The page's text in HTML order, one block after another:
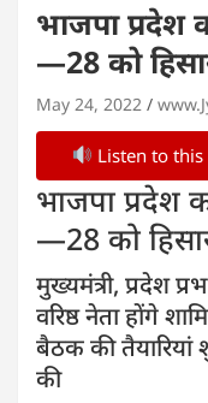
भाजपा प्रदेश
—28 को
May 24, 2022
Listen to this
भाजपा प्रदेश
—28 को
मुख्यमंत्री, प्रदेश
वरिष्ठ नेता होंगे
बैठक की तैयारियां
की